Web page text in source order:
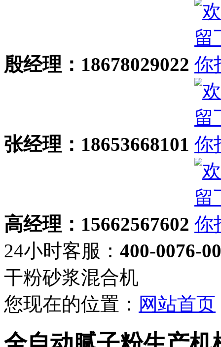
殷经理：18678029022
张经理：18653668101
高经理：15662567602
24小时客服： 400-0076-
干粉砂浆混合机
您现在的位置： 网站首页